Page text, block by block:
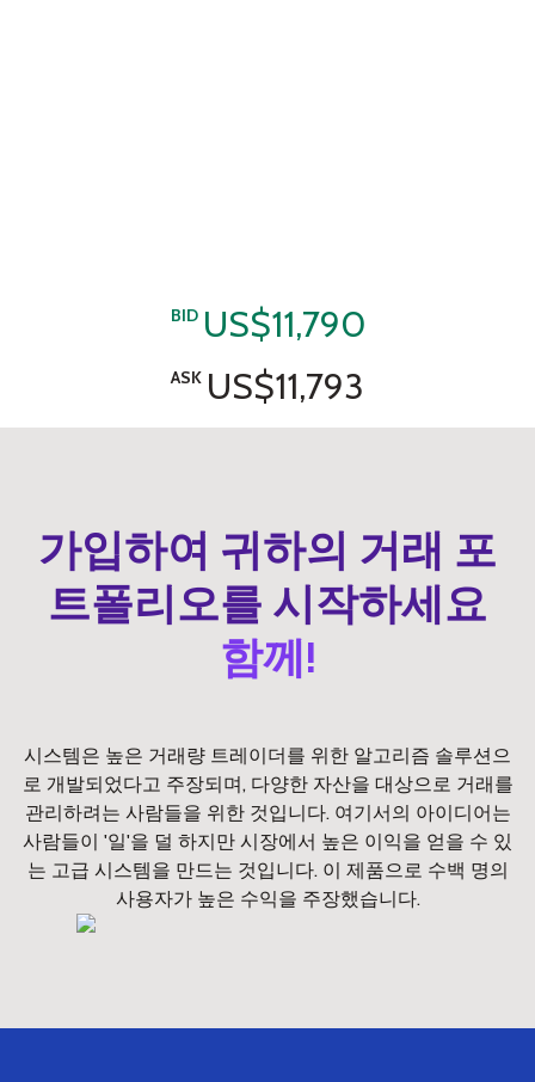
BID US$11,790
ASK US$11,793
가입하여 귀하의 거래 포
트폴리오를 시작하세요
함께!
시스템은 높은 거래량 트레이더를 위한 알고리즘 솔루션으
로 개발되었다고 주장되며, 다양한 자산을 대상으로 거래를
관리하려는 사람들을 위한 것입니다. 여기서의 아이디어는
사람들이 '일'을 덜 하지만 시장에서 높은 이익을 얻을 수 있
는 고급 시스템을 만드는 것입니다. 이 제품으로 수백 명의
사용자가 높은 수익을 주장했습니다.